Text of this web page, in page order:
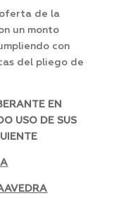
oferta de la
un monto
con
del pliego de
EN
USO DE SUS